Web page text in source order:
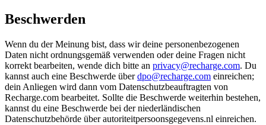
Beschwerden
Wenn du der Meinung bist, dass wir deine personenbezogenen
Daten nicht ordnungsgemäß verwenden oder deine Fragen nicht
korrekt bearbeiten, wende dich bitte an privacy@recharge.com. Du
kannst auch eine Beschwerde überdpo@recharge.com einreichen;
dein Anliegen wird dann vom Datenschutzbeauftragten von
Recharge.com bearbeitet. Sollte die Beschwerde weiterhin bestehen,
kannst du eine Beschwerde bei der niederländischen
Datenschutzbehörde über autoriteitpersoonsgegevens.nl einreichen.